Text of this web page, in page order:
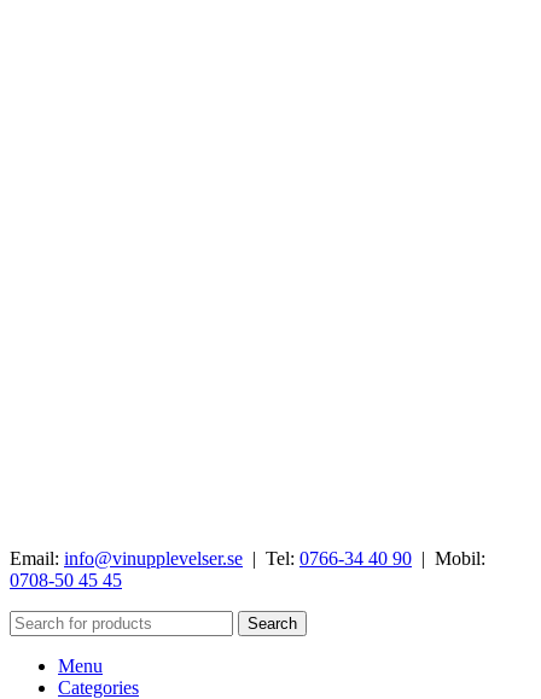
Email: info@vinupplevelser.se | Tel: 0766-34 40 90 | Mobil:
0708-50 45 45
Search
Menu
Categories